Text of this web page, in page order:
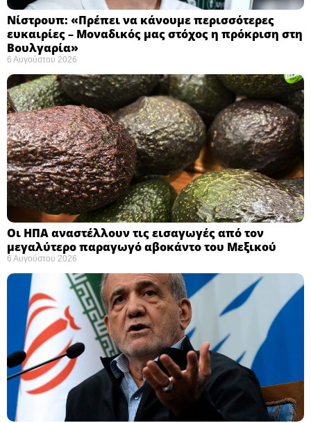
Νίστρουπ: «Πρέπει να κάνουμε περισσότερες
ευκαιρίες – Μοναδικός μας στόχος η πρόκριση στη
Βουλγαρία» ​
6 Αυγούστου 2026
Οι ΗΠΑ αναστέλλουν τις εισαγωγές από τον
μεγαλύτερο παραγωγό αβοκάντο του Μεξικού ​
6 Αυγούστου 2026